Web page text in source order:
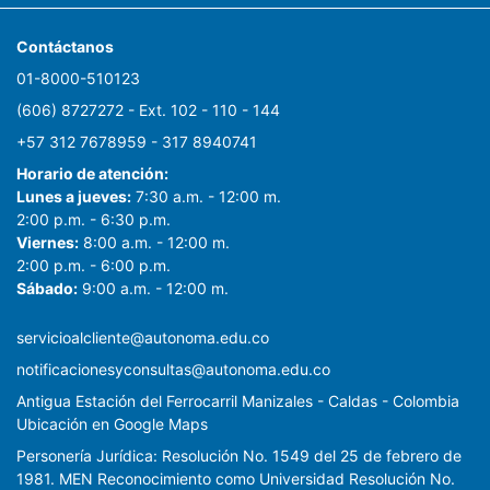
Rockport fitness walking test, Harvard
consumo máximo de oxígeno, Rockport
test de aptitud física caminando,
prueba de escalón de Harvard, prueba
de Léger, aptidão física, avaliação
física, resistencia, aeróbica teste,
VO2max, Rockport teste de aptidão
andando, Harvard teste passo. En la
encontraron 954 artículos, de los cuales
análisis de títulos; posteriormente
fueron leídos los resúmenes por los tres
evaluadores independientemente y en
los casos de desacuerdo discutió para
Contáctanos
01-8000-510123
(606) 8727272 - Ext. 102 - 110 - 144
+57 312 7678959 - 317 8940741
Horario de atención:
Lunes a jueves: 7:30 a.m. - 12:00 m.
2:00 p.m. - 6:30 p.m.
Viernes: 8:00 a.m. - 12:00 m.
2:00 p.m. - 6:00 p.m.
Sábado: 9:00 a.m. - 12:00 m.
servicioalcliente@autonoma.edu.co
notificacionesyconsultas@autonoma.edu.co
Antigua Estación del Ferrocarril Manizales - Caldas - Colombia
Ubicación en Google Maps
Personería Jurídica: Resolución No. 1549 del 25 de febrero de
1981. MEN Reconocimiento como Universidad Resolución No.